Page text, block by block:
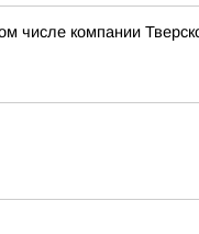
числе компании